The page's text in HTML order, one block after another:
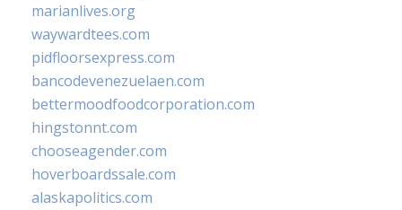
marianlives.org
waywardtees.com
pidfloorsexpress.com
bancodevenezuelaen.com
bettermoodfoodcorporation.com
hingstonnt.com
chooseagender.com
hoverboardssale.com
alaskapolitics.com